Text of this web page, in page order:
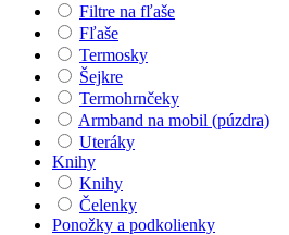
Filtre na fľaše
Fľaše
Termosky
Šejkre
Termohrnčeky
Armband na mobil (púzdra)
Uteráky
Knihy
Knihy
Čelenky
Ponožky a podkolienky